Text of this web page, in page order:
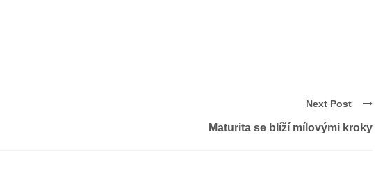
Next Post
Maturita se blíží mílovými kroky